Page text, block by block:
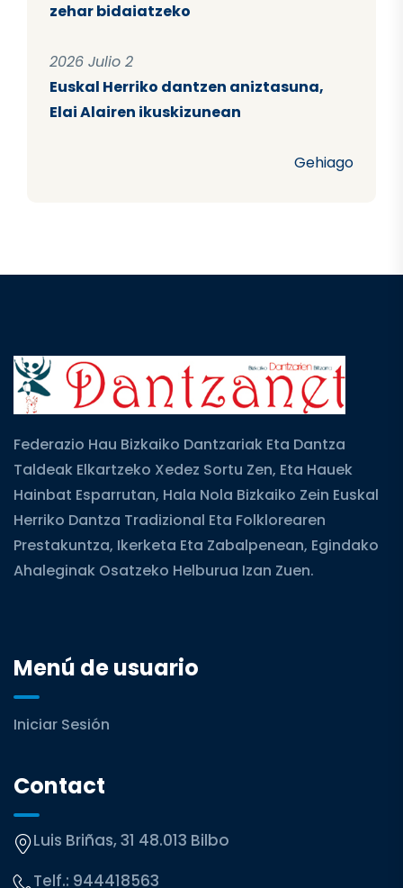
zehar bidaiatzeko
2026 Julio 2
Euskal Herriko dantzen aniztasuna,
Elai Alairen ikuskizunean
Gehiago
Federazio Hau Bizkaiko Dantzariak Eta Dantza
Taldeak Elkartzeko Xedez Sortu Zen, Eta Hauek
Hainbat Esparrutan, Hala Nola Bizkaiko Zein Euskal
Herriko Dantza Tradizional Eta Folklorearen
Prestakuntza, Ikerketa Eta Zabalpenean, Egindako
Ahaleginak Osatzeko Helburua Izan Zuen.
Menú de usuario
Iniciar Sesión
Contact
Luis Briñas, 31 48.013 Bilbo
Telf.: 944418563